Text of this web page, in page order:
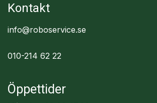
Kontakt
info@roboservice.se
010-214 62 22
Öppettider